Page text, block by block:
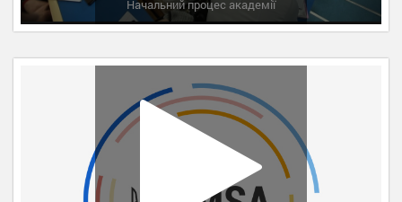
Начальний процес академії